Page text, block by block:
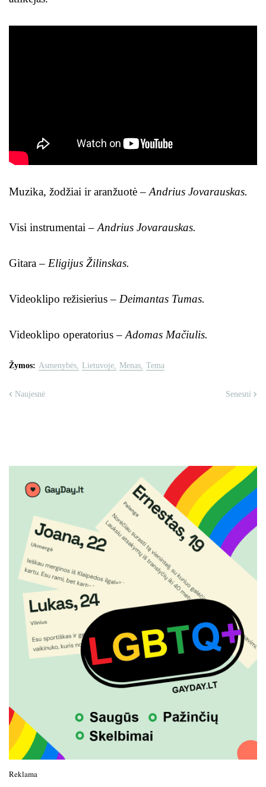
Muzika, žodžiai ir aranžuotė – Andrius Jovarauskas.
Visi instrumentai – Andrius Jovarauskas.
Gitara – Eligijus Žilinskas.
Videoklipo režisierius – Deimantas Tumas.
Videoklipo operatorius – Adomas Mačiulis.
Žymos: Asmenybės Lietuvoje Menas Tema
Naujesnė Senesni
Reklama